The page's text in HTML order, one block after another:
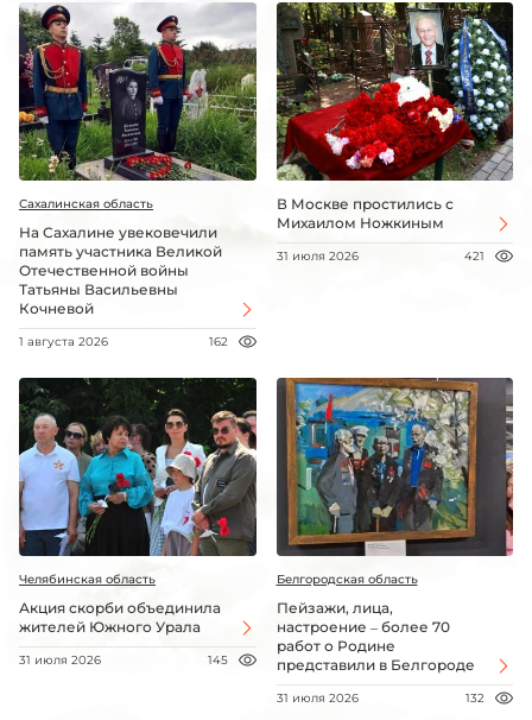
Сахалинская область
На Сахалине увековечили
память участника Великой
Отечественной войны
Татьяны Васильевны
Кочневой
1 августа 2026 162
В Москве простились с
Михаилом Ножкиным
31 июля 2026 421
Челябинская область
Акция скорби объединила
жителей Южного Урала
31 июля 2026 145
Белгородская область
Пейзажи, лица,
настроение – более 70
работ о Родине
представили в Белгороде
31 июля 2026 132